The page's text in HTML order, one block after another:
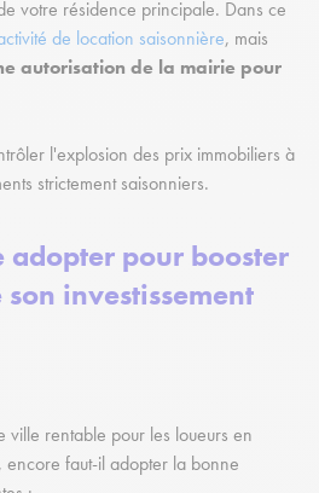
votre résidence principale. Dans ce
de location saisonnière, mais
autorisation de la mairie pour
l'explosion des prix immobiliers à
strictement saisonniers.
adopter pour booster
investissement
ville rentable pour les loueurs en
encore faut-il adopter la bonne